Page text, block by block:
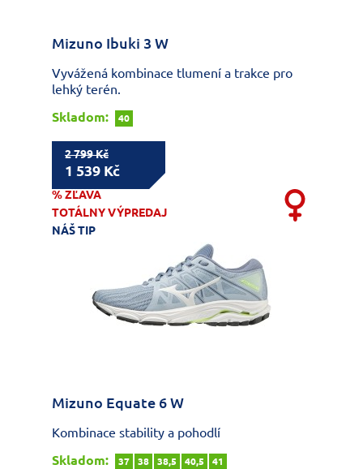
Mizuno Ibuki 3 W
Vyvážená kombinace tlumení a trakce pro
lehký terén.
Skladom:
40
2 799 Kč
1 539 Kč
% ZĽAVA
TOTÁLNY VÝPREDAJ
NÁŠ TIP
Mizuno Equate 6 W
Kombinace stability a pohodlí
Skladom:
37 38 38,5 40,5 41